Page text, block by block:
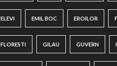
ELEVI EMIL BOC EROILOR
FLORESTI GILAU GUVERN